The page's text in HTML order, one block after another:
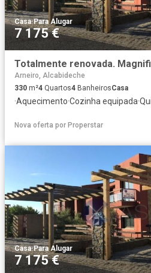
Casa·Para Alugar
7 175 €
Arneiro, Alcabideche
330 m²4 Quartos4 BanheirosCasa
·Aquecimento·Cozinha equipada·
Nova oferta por Properstar
Casa·Para Alugar
7 175 €